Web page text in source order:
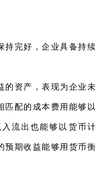
持完好，企业具备持
的资产，表现为企业
匹配的成本费用能够
流出也能够以货币
预期收益能够用货币